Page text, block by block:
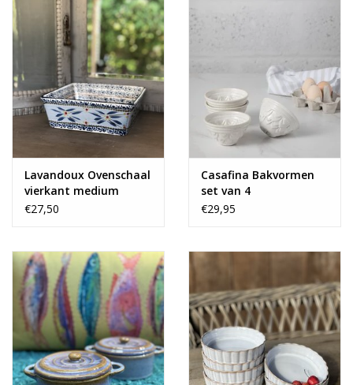
Lavandoux Ovenschaal
vierkant medium
€27,50
Casafina Bakvormen
set van 4
€29,95